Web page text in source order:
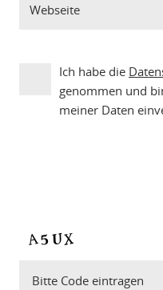
Ich habe die
genommen und
meiner Daten